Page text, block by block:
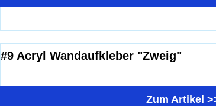
#9 Acryl Wandaufkleber "Zweig"
Zum Artikel